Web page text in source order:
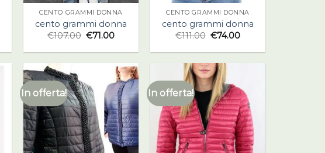
CENTO GRAMMI DONNA
cento grammi donna
€107.00 €71.00
CENTO GRAMMI DONNA
cento grammi donna
€111.00 €74.00
In offerta! In offerta!